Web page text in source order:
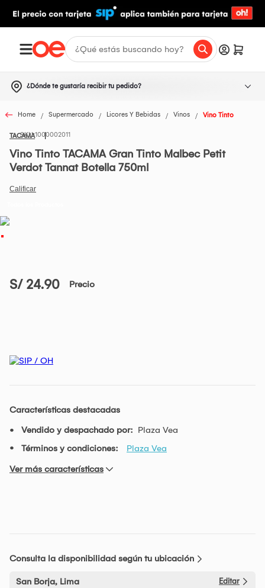
¿Dónde te gustaría recibir tu pedido?
Home Supermercado Licores Y Bebidas Vinos Vino Tinto
TACAMA1000002011
Vino Tinto TACAMA Gran Tinto Malbec Petit
Verdot Tannat Botella 750ml
S/ 24.90 Precio
Características destacadas
Vendido y despachado por: Plaza Vea
Términos y condiciones:
Plaza Vea
Ver más características
Consulta la disponibilidad según tu ubicación
San Borja, Lima Editar